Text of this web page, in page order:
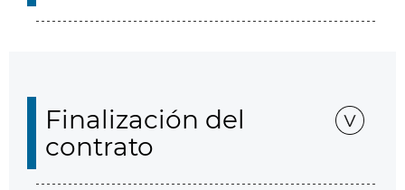
Finalización del
contrato